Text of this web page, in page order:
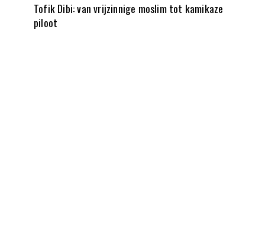
Tofik Dibi: van vrijzinnige moslim tot kamikaze
piloot